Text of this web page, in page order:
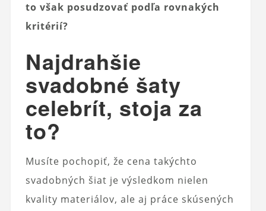
to však posudzovať podľa rovnakých
kritérií?
Najdrahšie
svadobné šaty
celebrít, stoja za
to?
Musíte pochopiť, že cena takýchto
svadobných šiat je výsledkom nielen
kvality materiálov, ale aj práce skúsených